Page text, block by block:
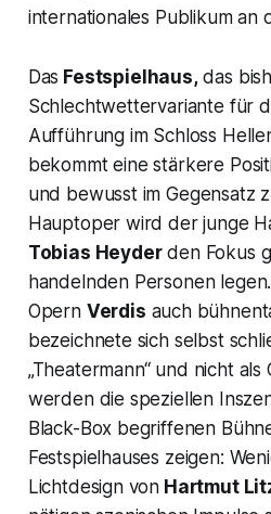
internationales Publikum an
Das Festspielhaus,das
Schlechtwettervariante für
Aufführung im Schloss
bekommt eine stärkere
und bewusst im Gegensatz
Hauptoper wird der junge
Tobias Heyderden Fokus
handelnden Personen
Opern Verdis auch
bezeichnete sich selbst
„Theatermann“ und nicht
werden die speziellen
Black-Box begriffenen
Festspielhauses zeigen:
Lichtdesign von Hartmut